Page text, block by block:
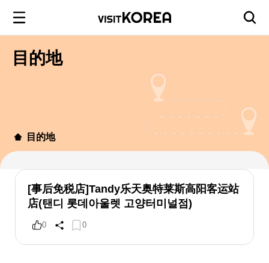
目的地
目的地
[事后免税店]Tandy乐天奥特莱斯高阳客运站
店(탠디 롯데아울렛 고양터미널점)
0 0